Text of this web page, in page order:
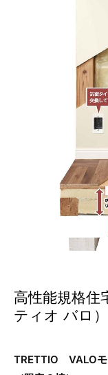
高性能規格住
ティオ バロ）
TRETTIO VALOモ